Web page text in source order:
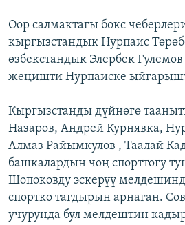
Оор салмактагы бокс
кыргызстандык Нурпаис
өзбекстандык Элербек
жеңишти Нурпаиске
Кыргызстанды дүйнөгө
Назаров, Андрей Курнявка,
Алмаз Райымкулов , Таалай
башкалардын чоң спорттогу
Шопоковду эскерүү
спортко тагдырын арнаган.
учурунда бул мелдештин